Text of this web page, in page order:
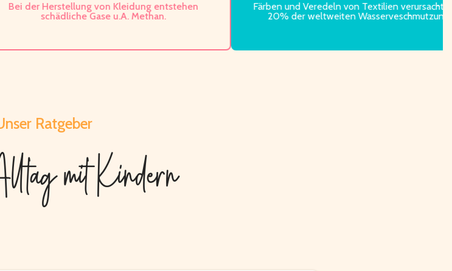
der Herstellung von Kleidung entstehen
schädliche Gase u.A. Methan.
Färben und Veredeln von Textilien verursacht rund
20% der weltweiten Wasserveschmutzung.
Ratgeber
mit Kindern